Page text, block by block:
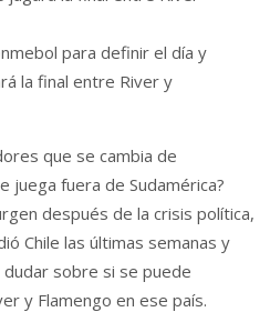
para definir el día y
la final entre River y
que se cambia de
juega fuera de Sudamérica?
después de la crisis política,
Chile las últimas semanas y
sobre si se puede
y Flamengo en ese país.